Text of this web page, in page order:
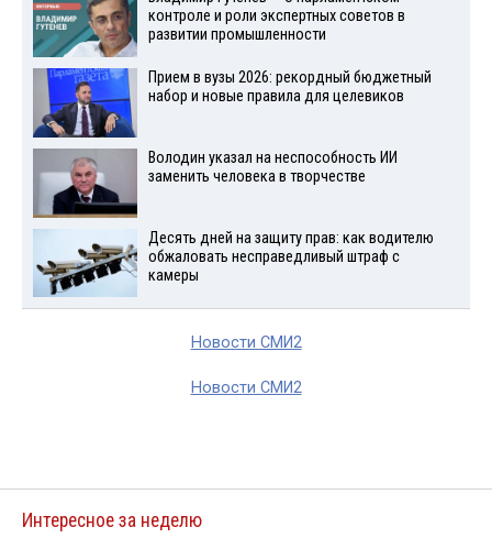
контроле и роли экспертных советов в
развитии промышленности
Прием в вузы 2026: рекордный бюджетный
набор и новые правила для целевиков
Володин указал на неспособность ИИ
заменить человека в творчестве
Десять дней на защиту прав: как водителю
обжаловать несправедливый штраф с
камеры
Новости СМИ2
Новости СМИ2
Интересное за неделю